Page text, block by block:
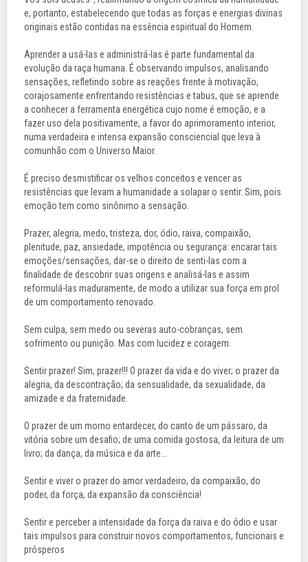
e, portanto, estabelecendo que todas as forças e energias divinas
originais estão contidas na essência espiritual do Homem.
Aprender a usá-las e administrá-las é parte fundamental da
evolução da raça humana. É observando impulsos, analisando
sensações, refletindo sobre as reações frente à motivação,
corajosamente enfrentando resistências e tabus, que se aprende
a conhecer a ferramenta energética cujo nome é emoção, e a
fazer uso dela positivamente, a favor do aprimoramento interior,
numa verdadeira e intensa expansão consciencial que leva à
comunhão com o Universo Maior.
É preciso desmistificar os velhos conceitos e vencer as
resistências que levam a humanidade a solapar o sentir. Sim, pois
emoção tem como sinônimo a sensação.
Prazer, alegria, medo, tristeza, dor, ódio, raiva, compaixão,
plenitude, paz, ansiedade, impotência ou segurança: encarar tais
emoções/sensações, dar-se o direito de senti-las com a
finalidade de descobrir suas origens e analisá-las e assim
reformulá-las maduramente, de modo a utilizar sua força em prol
de um comportamento renovado.
Sem culpa, sem medo ou severas auto-cobranças, sem
sofrimento ou punição. Mas com lucidez e coragem.
Sentir prazer! Sim, prazer!!! O prazer da vida e do viver; o prazer da
alegria, da descontração; da sensualidade, da sexualidade, da
amizade e da fraternidade.
O prazer de um morno entardecer, do canto de um pássaro, da
vitória sobre um desafio; de uma comida gostosa, da leitura de um
livro; da dança, da música e da arte...
Sentir e viver o prazer do amor verdadeiro, da compaixão, do
poder, da força, da expansão da consciência!
Sentir e perceber a intensidade da força da raiva e do ódio e usar
tais impulsos para construir novos comportamentos, funcionais e
prósperos